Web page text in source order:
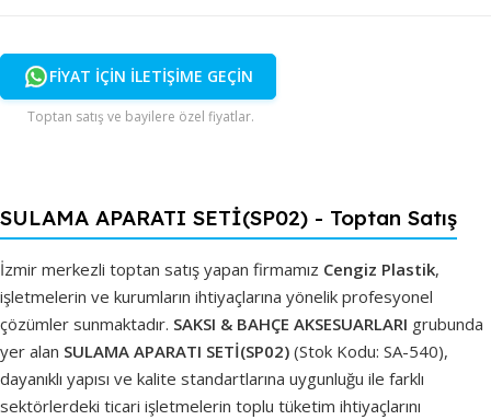
FİYAT İÇİN İLETİŞİME GEÇİN
Toptan satış ve bayilere özel fiyatlar.
SULAMA APARATI SETİ(SP02) - Toptan Satış
İzmir merkezli toptan satış yapan firmamız Cengiz Plastik,
işletmelerin ve kurumların ihtiyaçlarına yönelik profesyonel
çözümler sunmaktadır. SAKSI & BAHÇE AKSESUARLARI grubunda
yer alan SULAMA APARATI SETİ(SP02) (Stok Kodu: SA-540),
dayanıklı yapısı ve kalite standartlarına uygunluğu ile farklı
sektörlerdeki ticari işletmelerin toplu tüketim ihtiyaçlarını